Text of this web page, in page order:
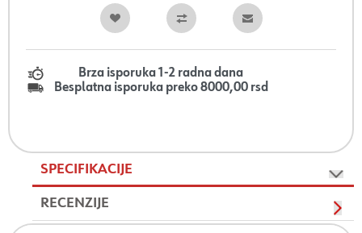
Brza isporuka 1-2 radna dana
Besplatna isporuka preko 8000,00 rsd
SPECIFIKACIJE
RECENZIJE